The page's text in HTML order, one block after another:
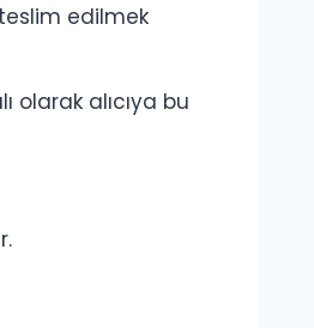
edilmek
olarak alıcıya bu